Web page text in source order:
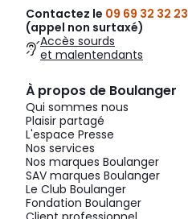
Contactez le 09 69 32 32 23
(appel non surtaxé)
Accès sourds
et malentendants
À propos de Boulanger
Qui sommes nous
Plaisir partagé
L'espace Presse
Nos services
Nos marques Boulanger
SAV marques Boulanger
Le Club Boulanger
Fondation Boulanger